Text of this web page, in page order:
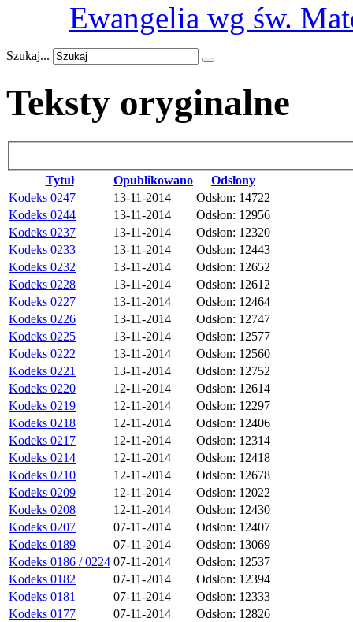
Ewangelia wg św.
Szukaj...
Teksty oryginalne
Tytuł Opublikowano
Odsłony
Kodeks 0247
13-11-2014
Odsłon: 14722
Kodeks 0244
13-11-2014
Odsłon: 12956
Kodeks 0237
13-11-2014
Odsłon: 12320
Kodeks 0233
13-11-2014
Odsłon: 12443
Kodeks 0232
13-11-2014
Odsłon: 12652
Kodeks 0228
13-11-2014
Odsłon: 12612
Kodeks 0227
13-11-2014
Odsłon: 12464
Kodeks 0226
13-11-2014
Odsłon: 12747
Kodeks 0225
13-11-2014
Odsłon: 12577
Kodeks 0222
13-11-2014
Odsłon: 12560
Kodeks 0221
13-11-2014
Odsłon: 12752
Kodeks 0220
12-11-2014
Odsłon: 12614
Kodeks 0219
12-11-2014
Odsłon: 12297
Kodeks 0218
12-11-2014
Odsłon: 12406
Kodeks 0217
12-11-2014
Odsłon: 12314
Kodeks 0214
12-11-2014
Odsłon: 12418
Kodeks 0210
12-11-2014
Odsłon: 12678
Kodeks 0209
12-11-2014
Odsłon: 12022
Kodeks 0208
12-11-2014
Odsłon: 12430
Kodeks 0207
07-11-2014
Odsłon: 12407
Kodeks 0189
07-11-2014
Odsłon: 13069
Kodeks 0186 / 0224 07-11-2014
Odsłon: 12537
Kodeks 0182
07-11-2014
Odsłon: 12394
Kodeks 0181
07-11-2014
Odsłon: 12333
Kodeks 0177
07-11-2014 Odsłon: 12826